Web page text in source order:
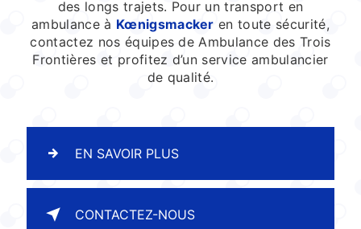
des longs trajets. Pour un transport en
ambulance à Kœnigsmacker en toute sécurité,
contactez nos équipes de Ambulance des Trois
Frontières et profitez d’un service ambulancier
de qualité.
EN SAVOIR PLUS
CONTACTEZ-NOUS